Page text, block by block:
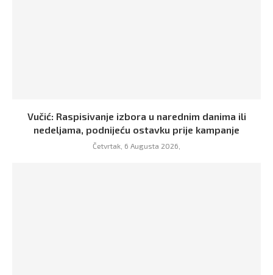
Vučić: Raspisivanje izbora u narednim danima ili
nedeljama, podnijeću ostavku prije kampanje
Četvrtak, 6 Augusta 2026,